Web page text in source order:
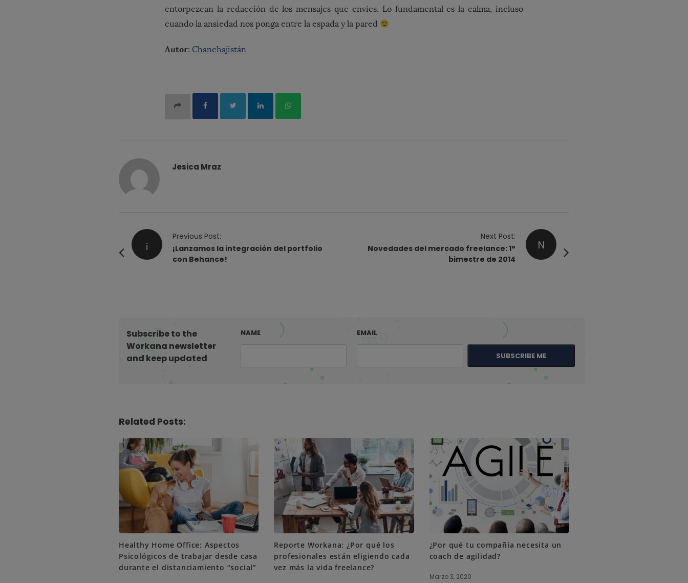
entorpezcan la redacción de los mensajes que envíes. Lo fundamental es la calma, incluso
cuando la ansiedad nos ponga entre la espada y la pared
Autor: Chanchajistán
Jesica Mraz
¡
Previous Post:
¡Lanzamos la integración del portfolio
con Behance!
N
Next Post:
Novedades del mercado freelance: 1°
bimestre de 2014
Subscribe to the
Workana newsletter
and keep updated
NAME EMAIL
SUBSCRIBE ME
Related Posts:
Healthy Home Office: Aspectos
Psicológicos de trabajar desde casa
durante el distanciamiento “social”
Reporte Workana: ¿Por qué los
profesionales están eligiendo cada
vez más la vida freelance?
¿Por qué tu compañía necesita un
coach de agilidad?
Marzo 3, 2020